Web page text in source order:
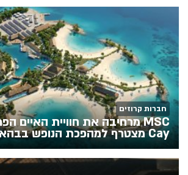
חברות קרוזים
Cay מצטרף למהפכת הנופש בבהאמה